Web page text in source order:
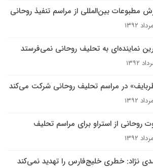
مطبوعات بین‌المللی از مراسم تنفیذ روحانی
نماینده‌ای به تحلیف روحانی نمی‌فرستد
در مراسم تحلیف روحانی شرکت می‌کند
روحانی از استراو برای مراسم تحلیف
نژاد: خطری خلیج‌فارس را تهدید نمی‌کند